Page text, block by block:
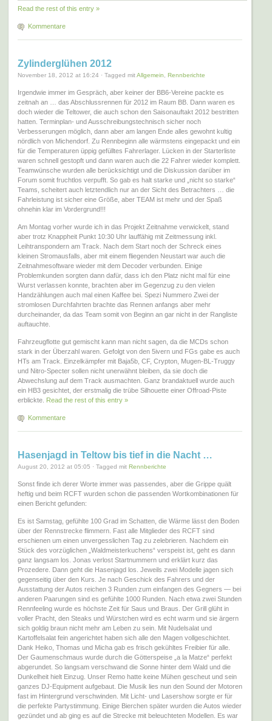
Read the rest of this entry »
Kommentare
Zylinderglühen 2012
November 18, 2012 at 16:24 · Tagged mitAllgemein Rennberichte
Irgendwie immer im Gespräch, aber keiner der BB6-Vereine packte es
zeitnah an … das Abschlussrennen für 2012 im Raum BB. Dann waren es
doch wieder die Teltower, die auch schon den Saisonauftakt 2012 bestritten
hatten. Terminplan- und Ausschreibungstechnisch sicher noch
Verbesserungen möglich, dann aber am langen Ende alles gewohnt kultig
nördlich von Michendorf. Zu Rennbeginn alle wärmstens eingepackt und ein
für die Temperaturen üppig gefülltes Fahrerlager. Lücken in der Starterliste
waren schnell gestopft und dann waren auch die 22 Fahrer wieder komplett.
Teamwünsche wurden alle berücksichtigt und die Diskussion darüber im
Forum somit fruchtlos verpufft. So gab es halt starke und „nicht so starke“
Teams, scheitert auch letztendlich nur an der Sicht des Betrachters … die
Fahrleistung ist sicher eine Größe, aber TEAM ist mehr und der Spaß
ohnehin klar im Vordergrund!!!
Am Montag vorher wurde ich in das Projekt Zeitnahme verwickelt, stand
aber trotz Knappheit Punkt 10:30 Uhr lauffähig mit Zeitmessung inkl.
Leihtranspondern am Track. Nach dem Start noch der Schreck eines
kleinen Stromausfalls, aber mit einem fliegenden Neustart war auch die
Zeitnahmesoftware wieder mit dem Decoder verbunden. Einige
Problemkunden sorgten dann dafür, dass ich den Platz nicht mal für eine
Wurst verlassen konnte, brachten aber im Gegenzug zu den vielen
Handzählungen auch mal einen Kaffee bei. Spezi Nummero Zwei der
stromlosen Durchfahrten brachte das Rennen anfangs aber mehr
durcheinander, da das Team somit von Beginn an gar nicht in der Rangliste
auftauchte.
Fahrzeugflotte gut gemischt kann man nicht sagen, da die MCDs schon
stark in der Überzahl waren. Gefolgt von den 5ivern und FGs gabe es auch
HTs am Track. Einzelkämpfer mit Baja5b, CF, Crypton, Mugen-BL-Truggy
und Nitro-Specter sollen nicht unerwähnt bleiben, da sie doch die
Abwechslung auf dem Track ausmachten. Ganz brandaktuell wurde auch
ein HB3 gesichtet, der erstmalig die trübe Silhouette einer Offroad-Piste
erblickte. Read the rest of this entry »
Kommentare
Hasenjagd in Teltow bis tief in die Nacht …
August 20, 2012 at 05:05 · Tagged mit Rennberichte
Sonst finde ich derer Worte immer was passendes, aber die Grippe quält
heftig und beim RCFT wurden schon die passenden Wortkombinationen für
einen Bericht gefunden:
Es ist Samstag, gefühlte 100 Grad im Schatten, die Wärme lässt den Boden
über der Rennstrecke flimmern. Fast alle Mitglieder des RCFT sind
erschienen um einen unvergesslichen Tag zu zelebrieren. Nachdem ein
Stück des vorzüglichen „Waldmeisterkuchens“ verspeist ist, geht es dann
ganz langsam los. Jonas verlost Startnummern und erklärt kurz das
Prozedere. Dann geht die Hasenjagd los. Jeweils zwei Modelle jagen sich
gegenseitig über den Kurs. Je nach Geschick des Fahrers und der
Ausstattung der Autos reichen 3 Runden zum einfangen des Gegners — bei
anderen Paarungen sind es gefühlte 1000 Runden. Nach etwa zwei Stunden
Rennfeeling wurde es höchste Zeit für Saus und Braus. Der Grill glüht in
voller Pracht, den Steaks und Würstchen wird es echt warm und sie ärgern
sich goldig braun nicht mehr am Leben zu sein. Mit Nudelsalat und
Kartoffelsalat fein angerichtet haben sich alle den Magen vollgeschichtet.
Dank Heiko, Thomas und Micha gab es frisch gekühltes Freibier für alle.
Der Gaumenschmaus wurde durch die Götterspeise „a la Matze“ perfekt
abgerundet. So langsam verschwand die Sonne hinter dem Wald und die
Dunkelheit hielt Einzug. Unser Remo hatte keine Mühen gescheut und sein
ganzes DJ-Equipment aufgebaut. Die Musik lies nun den Sound der Motoren
fast im Hintergrund verschwinden. Mit Licht- und Lasershow sorgte er für
die perfekte Partystimmung. Einige Bierchen später wurden die Autos wieder
gezündet und ab ging es auf die Strecke mit beleuchteten Modellen. Es war